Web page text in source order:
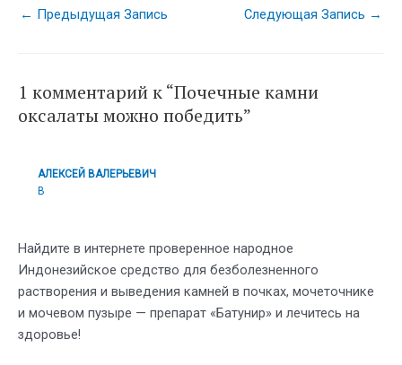
Навигация
← Предыдущая Запись Следующая Запись →
1 комментарий к “Почечные камни
оксалаты можно победить”
АЛЕКСЕЙ ВАЛЕРЬЕВИЧ
В
Найдите в интернете проверенное народное
Индонезийское средство для безболезненного
растворения и выведения камней в почках, мочеточнике
и мочевом пузыре — препарат «Батунир» и лечитесь на
здоровье!